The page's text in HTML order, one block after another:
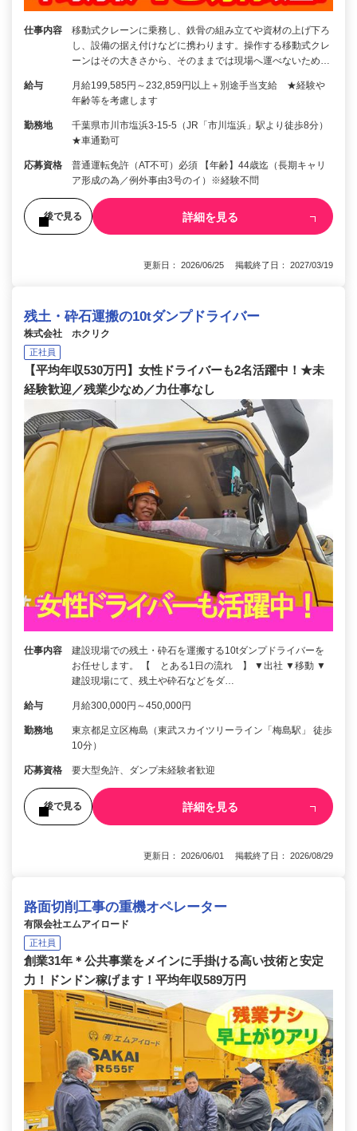
仕事内容
移動式クレーンに乗務し、鉄骨の組み立てや資材の上げ下ろ
し、設備の据え付けなどに携わります。操作する移動式クレ
ーンはその大きさから、そのままでは現場へ運べないため…
給与
月給199,585円～232,859円以上＋別途手当支給 ★経験や
年齢等を考慮します
勤務地
千葉県市川市塩浜3-15-5（JR「市川塩浜」駅より徒歩8分）
★車通勤可
応募資格
普通運転免許（AT不可）必須 【年齢】44歳迄（長期キャリ
ア形成の為／例外事由3号のイ）※経験不問
後で見る 詳細を見る
更新日： 2026/06/25 掲載終了日： 2027/03/19
残土・砕石運搬の10tダンプドライバー
株式会社 ホクリク
正社員
【平均年収530万円】女性ドライバーも2名活躍中！★未
経験歓迎／残業少なめ／力仕事なし
仕事内容
建設現場での残土・砕石を運搬する10tダンプドライバーを
お任せします。 【 とある1日の流れ 】 ▼出社 ▼移動 ▼
建設現場にて、残土や砕石などをダ…
給与 月給300,000円～450,000円
勤務地
東京都足立区梅島（東武スカイツリーライン「梅島駅」 徒歩
10分）
応募資格 要大型免許、ダンプ未経験者歓迎
後で見る 詳細を見る
更新日： 2026/06/01 掲載終了日： 2026/08/29
路面切削工事の重機オペレーター
有限会社エムアイロード
正社員
創業31年＊公共事業をメインに手掛ける高い技術と安定
力！ドンドン稼げます！平均年収589万円